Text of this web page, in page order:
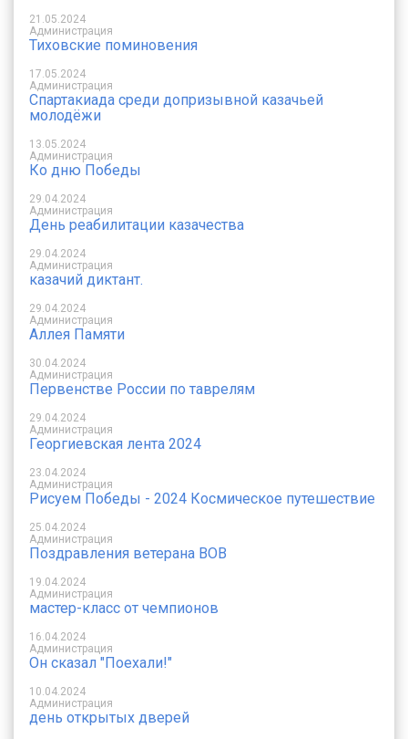
21.05.2024
Администрация
Тиховские поминовения
17.05.2024
Администрация
Спартакиада среди допризывной казачьей
молодёжи
13.05.2024
Администрация
Ко дню Победы
29.04.2024
Администрация
День реабилитации казачества
29.04.2024
Администрация
казачий диктант.
29.04.2024
Администрация
Аллея Памяти
30.04.2024
Администрация
Первенстве России по таврелям
29.04.2024
Администрация
Георгиевская лента 2024
23.04.2024
Администрация
Рисуем Победы - 2024 Космическое путешествие
25.04.2024
Администрация
Поздравления ветерана ВОВ
19.04.2024
Администрация
мастер-класс от чемпионов
16.04.2024
Администрация
Он сказал "Поехали!"
10.04.2024
Администрация
день открытых дверей